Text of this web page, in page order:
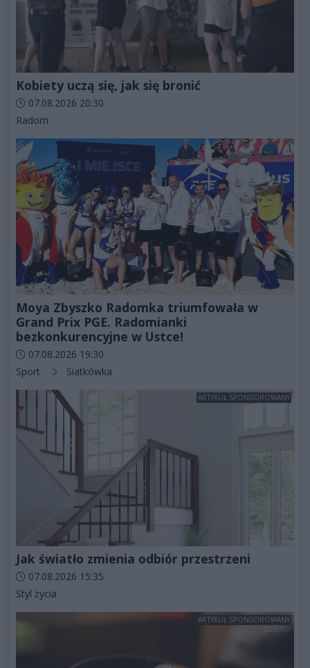
Kobiety uczą się, jak się bronić
Data dodania artykułu:
07.08.2026 20:30
Kategorie artykułu:
Radom
Moya Zbyszko Radomka triumfowała w
Grand Prix PGE. Radomianki
bezkonkurencyjne w Ustce!
Data dodania artykułu:
07.08.2026 19:30
Kategorie artykułu:
Sport Siatkówka
ARTYKUŁ SPONSOROWANY
Jak światło zmienia odbiór przestrzeni
Data dodania artykułu:
07.08.2026 15:35
Kategorie artykułu:
Styl życia
ARTYKUŁ SPONSOROWANY